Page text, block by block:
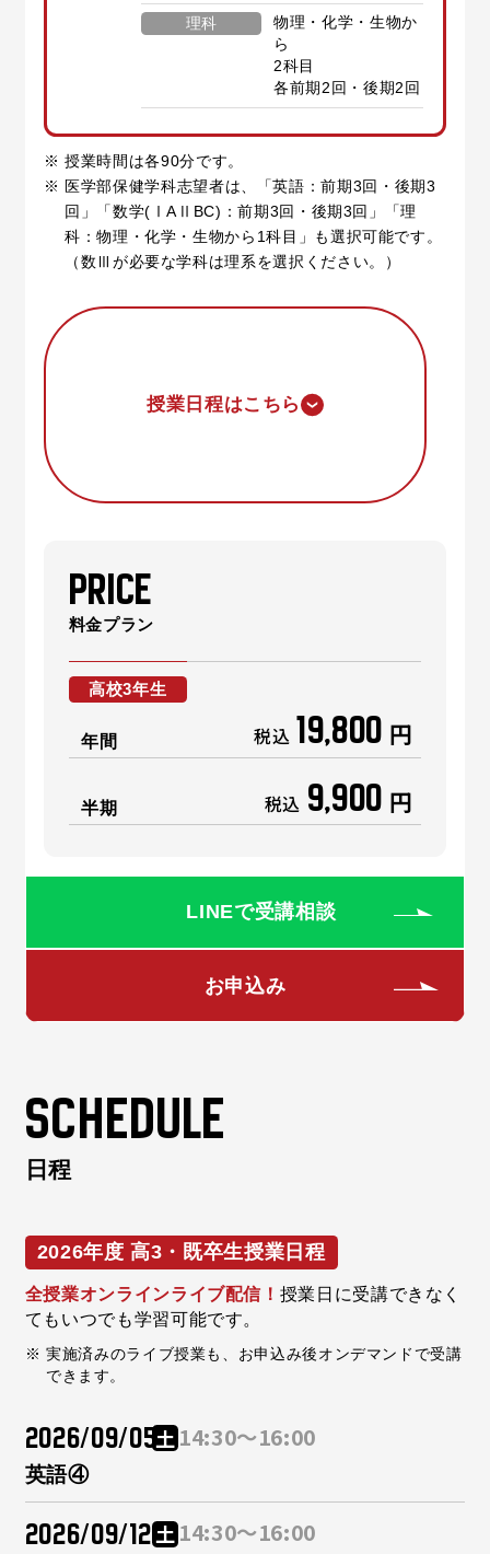
理科
物理・化学・生物か
ら
2科目
各前期2回・後期2回
授業時間は各90分です。
医学部保健学科志望者は、「英語：前期3回・後期3
回」「数学(ⅠAⅡBC)：前期3回・後期3回」「理
科：物理・化学・生物から1科目」も選択可能です。
（数Ⅲが必要な学科は理系を選択ください。）
授業日程はこちら
PRICE
料金プラン
高校3年生
年間 税込 19,800 円
半期 税込 9,900 円
LINEで受講相談
お申込み
Schedule
日程
2026年度 高3・既卒生授業日程
全授業オンラインライブ配信！ 授業日に受講できなく
てもいつでも学習可能です。
実施済みのライブ授業も、お申込み後オンデマンドで受講
できます。
2026/09/05土14:30～16:00
英語④
2026/09/12土14:30～16:00